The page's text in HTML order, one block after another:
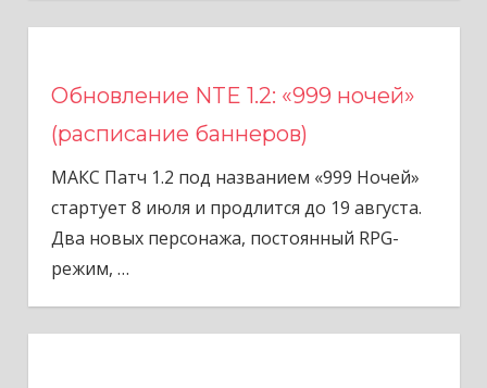
Обновление NTE 1.2: «999 ночей»
(расписание баннеров)
МАКС Патч 1.2 под названием «999 Ночей»
стартует 8 июля и продлится до 19 августа.
Два новых персонажа, постоянный RPG-
режим, …